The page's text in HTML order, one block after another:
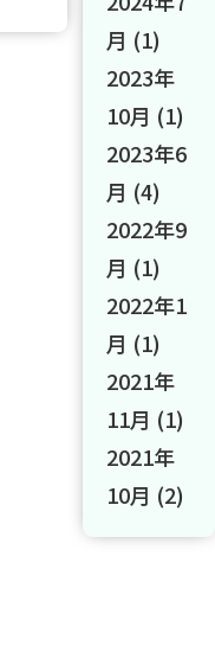
月 (1)
2023年
10月 (1)
2023年6
月 (4)
2022年9
月 (1)
2022年1
月 (1)
2021年
11月 (1)
2021年
10月 (2)